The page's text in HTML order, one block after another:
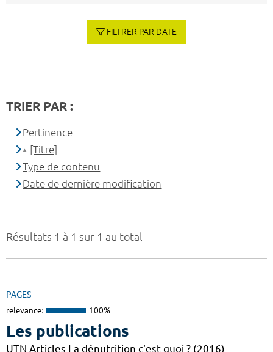
Résultats 1 à 1 sur 1 au total
PAGES
relevance: 100%
Les publications
UTN Articles La dénutrition c'est quoi ? (2016)
FILTRER PAR DATE
TRIER PAR :
Pertinence
[Titre]
Type de contenu
Date de dernière modification